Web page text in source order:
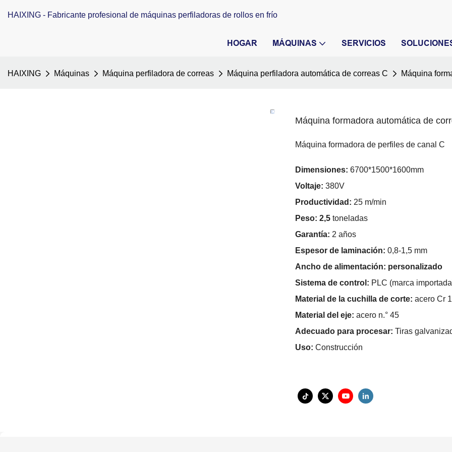
HAIXING - Fabricante profesional de máquinas perfiladoras de rollos en frío
HOGAR MÁQUINAS SERVICIOS
HAIXING Máquinas Máquina perfiladora de correas Máquina perfiladora automática de correas C Máquina
Máquina formadora automática de
Máquina formadora de perfiles de canal C
Dimensiones: 6700*1500*1600mm
Voltaje: 380V
Productividad: 25 m/min
Peso: 2,5 toneladas
Garantía: 2 años
Espesor de laminación: 0,8-1,5 mm
Ancho de alimentación: personalizado
Sistema de control: PLC (marca
Material de la cuchilla de corte: acero Cr
Material del eje: acero n.° 45
Adecuado para procesar: Tiras
Uso: Construcción